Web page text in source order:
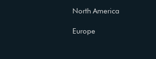
North America
Europe